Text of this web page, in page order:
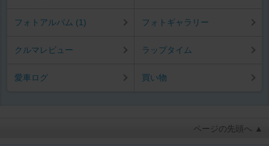
フォトアルバム (1) フォトギャラリー
クルマレビュー ラップタイム
愛車ログ 買い物
ページの先頭へ ▲